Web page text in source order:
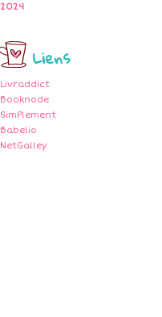
2024
Liens
Livraddict
Booknode
SimPlement
Babelio
NetGalley